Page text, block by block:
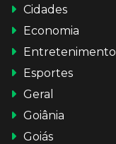
Cidades
Economia
Entretenimento
Esportes
Geral
Goiânia
Goiás